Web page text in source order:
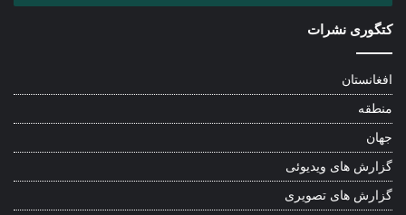
کتگوری نشرات
افغانستان
منطقه
جهان
گزارش های ویدیوئی
گزارش های تصویری